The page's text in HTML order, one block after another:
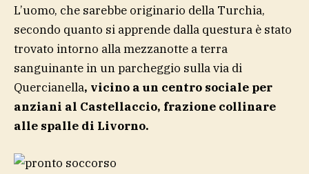
L’uomo, che sarebbe originario della Turchia,
secondo quanto si apprende dalla questura è stato
trovato intorno alla mezzanotte a terra
sanguinante in un parcheggio sulla via di
Quercianella, vicino a un centro sociale per
anziani al Castellaccio, frazione collinare
alle spalle di Livorno.